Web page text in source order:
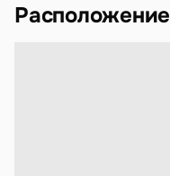
Расположение